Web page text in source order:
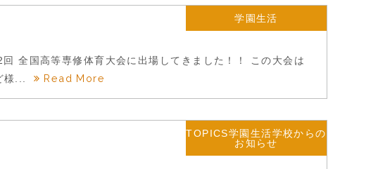
学園生活
全国高等専修体育大会に出場してきました！！ この大会は
...
Read More
TOPICS学園生活学校からの
お知らせ